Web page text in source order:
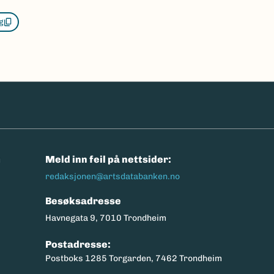
Meld inn feil på nettsider:
redaksjonen@artsdatabanken.no
Besøksadresse
Havnegata 9, 7010 Trondheim
Postadresse:
Postboks 1285 Torgarden, 7462 Trondheim